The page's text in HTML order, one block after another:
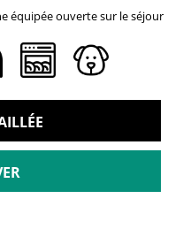
équipée ouverte sur le séjour